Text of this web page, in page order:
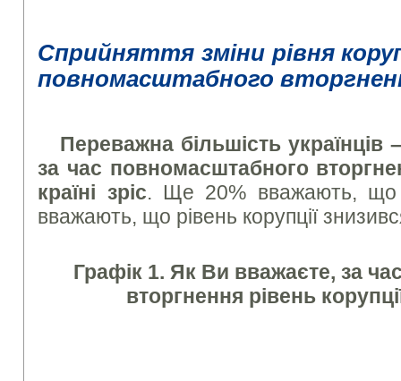
Сприйняття зміни рівня
повномасштабного
Переважна більшість
за час повномасштабного
країні зріс. Ще 20% вважають, що
вважають, що рівень корупції
Графік 1. Як Ви вважаєте, за
вторгнення рівень